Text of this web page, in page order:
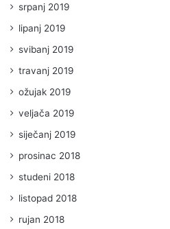
srpanj 2019
lipanj 2019
svibanj 2019
travanj 2019
ožujak 2019
veljača 2019
siječanj 2019
prosinac 2018
studeni 2018
listopad 2018
rujan 2018